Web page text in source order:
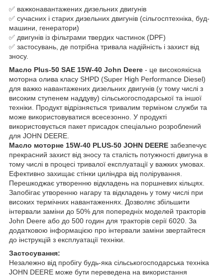
✅ важконавантажених дизельних двигунів
✅ сучасних і старих дизельних двигунів (сільгосптехніка, буд-
машини, генератори)
✅ двигунів із фільтрами твердих частинок (DPF)
✅ застосувань, де потрібна тривала надійність і захист від
зносу.
Масло Plus-50 SAE 15W-40 John Deere - це високоякісна
моторна олива класу SHPD (Super High Performance Diesel)
для важко навантажених дизельних двигунів (у тому числі з
високим ступенем наддуву) сільськогосподарської та іншої
техніки. Продукт відрізняється тривалим терміном служби та
може використовуватися всесезонно. У продукті
використовується пакет присадок спеціально розроблений
для JOHN DEERE.
Масло моторне 15W-40 PLUS-50 JOHN DEERE забезпечує
прекрасний захист від зносу та сталість потужності двигуна в
тому числі в процесі тривалої експлуатації у важких умовах.
Ефективно захищає стінки циліндра від полірування.
Перешкоджає утворенню відкладень на поршневих кільцях.
Запобігає утворенню нагару та відкладень у тому числі при
високих термічних навантаженнях. Дозволяє збільшити
інтервали заміни до 50% для попередніх моделей тракторів
John Deere або до 500 годин для тракторів серії 6020. За
додатковою інформацією про інтервали заміни звертайтеся
до інструкцій з експлуатації техніки.
Застосування:
Незалежно від пробігу будь-яка сільськогосподарська техніка
JOHN DEERE може бути переведена на використання